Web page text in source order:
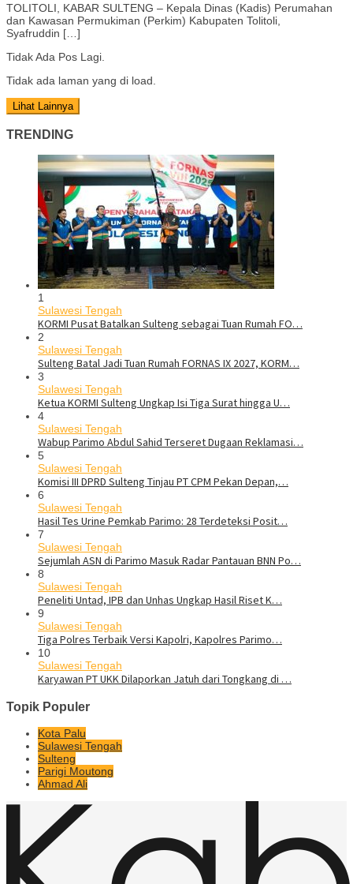
TOLITOLI, KABAR SULTENG – Kepala Dinas (Kadis) Perumahan
dan Kawasan Permukiman (Perkim) Kabupaten Tolitoli,
Syafruddin […]
Tidak Ada Pos Lagi.
Tidak ada laman yang di load.
Lihat Lainnya
TRENDING
1
Sulawesi Tengah
KORMI Pusat Batalkan Sulteng sebagai Tuan Rumah FO…
2
Sulawesi Tengah
Sulteng Batal Jadi Tuan Rumah FORNAS IX 2027, KORM…
3
Sulawesi Tengah
Ketua KORMI Sulteng Ungkap Isi Tiga Surat hingga U…
4
Sulawesi Tengah
Wabup Parimo Abdul Sahid Terseret Dugaan Reklamasi…
5
Sulawesi Tengah
Komisi III DPRD Sulteng Tinjau PT CPM Pekan Depan,…
6
Sulawesi Tengah
Hasil Tes Urine Pemkab Parimo: 28 Terdeteksi Posit…
7
Sulawesi Tengah
Sejumlah ASN di Parimo Masuk Radar Pantauan BNN Po…
8
Sulawesi Tengah
Peneliti Untad, IPB dan Unhas Ungkap Hasil Riset K…
9
Sulawesi Tengah
Tiga Polres Terbaik Versi Kapolri, Kapolres Parimo…
10
Sulawesi Tengah
Karyawan PT UKK Dilaporkan Jatuh dari Tongkang di …
Topik Populer
Kota Palu
Sulawesi Tengah
Sulteng
Parigi Moutong
Ahmad Ali